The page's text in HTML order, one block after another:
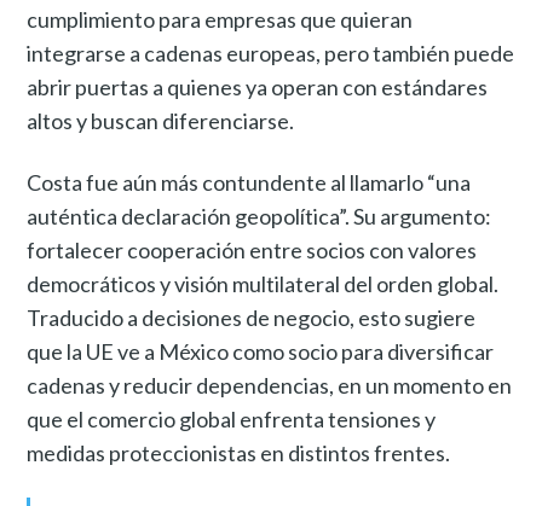
cumplimiento para empresas que quieran
integrarse a cadenas europeas, pero también puede
abrir puertas a quienes ya operan con estándares
altos y buscan diferenciarse.
Costa fue aún más contundente al llamarlo “una
auténtica declaración geopolítica”. Su argumento:
fortalecer cooperación entre socios con valores
democráticos y visión multilateral del orden global.
Traducido a decisiones de negocio, esto sugiere
que la UE ve a México como socio para diversificar
cadenas y reducir dependencias, en un momento en
que el comercio global enfrenta tensiones y
medidas proteccionistas en distintos frentes.